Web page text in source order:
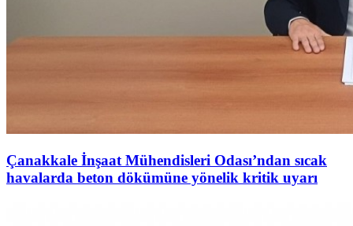
Çanakkale İnşaat Mühendisleri Odası’ndan sıcak
havalarda beton dökümüne yönelik kritik uyarı